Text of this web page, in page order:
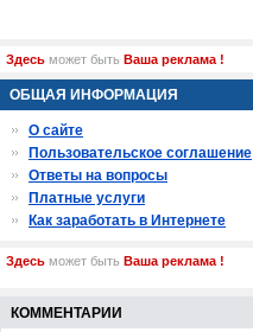
Здесь может быть Ваша реклама !
ОБЩАЯ ИНФОРМАЦИЯ
О сайте
Пользовательское соглашение
Ответы на вопросы
Платные услуги
Как заработать в Интернете
Здесь может быть Ваша реклама !
КОММЕНТАРИИ